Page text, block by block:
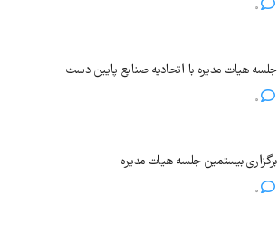
0
جلسه هیات مدیره با اتحادیه صنایع پایین دست
0
برگزاری بیستمین جلسه هیات مدیره
0